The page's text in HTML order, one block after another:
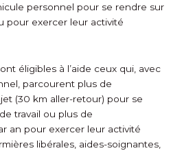
personnel pour se rendre sur
pour exercer leur activité
éligibles à l’aide ceux qui, avec
parcourent plus de
(30 km aller-retour) pour se
travail ou plus de
an pour exercer leur activité
libérales, aides-soignantes,